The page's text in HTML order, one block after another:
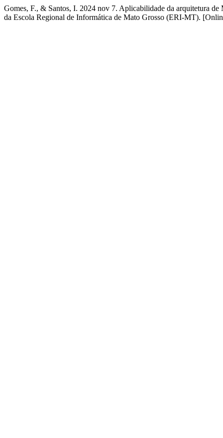
Gomes, F., & Santos, I. 2024 nov 7. Aplicabilidade da arquitetura
da Escola Regional de Informática de Mato Grosso (ERI-MT).